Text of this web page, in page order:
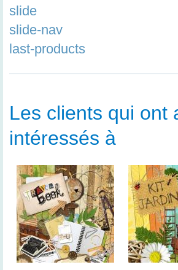
slide
slide-nav
last-products
Les clients qui ont
intéressés à